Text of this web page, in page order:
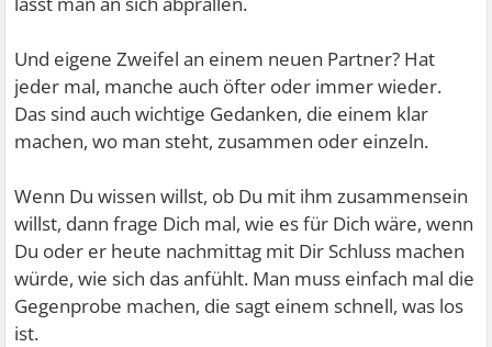
Und eigene Zweifel an einem neuen Partner? Hat
jeder mal, manche auch öfter oder immer wieder.
Das sind auch wichtige Gedanken, die einem klar
machen, wo man steht, zusammen oder einzeln.
Wenn Du wissen willst, ob Du mit ihm zusammensein
willst, dann frage Dich mal, wie es für Dich wäre, wenn
Du oder er heute nachmittag mit Dir Schluss machen
würde, wie sich das anfühlt. Man muss einfach mal die
Gegenprobe machen, die sagt einem schnell, was los
ist.